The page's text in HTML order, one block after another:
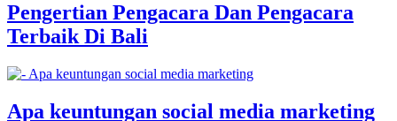
Pengertian Pengacara Dan Pengacara
Terbaik Di Bali
Apa keuntungan social media marketing